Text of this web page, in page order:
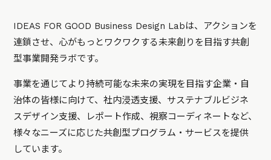
IDEAS FOR GOOD Business Design Labは、アクションを
連鎖させ、心がもっとワクワクする未来創りを目指す共創
型事業開発ラボです。
事業を通じてより持続可能な未来の実現を目指す企業・自
治体の皆様に向けて、社内浸透支援、サステナブルビジネ
スデザイン支援、レポート作成、視察コーディネートなど、
様々なニーズに応じた共創型プログラム・サービスを提供
しています。